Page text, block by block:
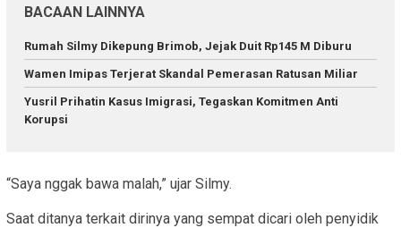
BACAAN LAINNYA
Rumah Silmy Dikepung Brimob, Jejak Duit Rp145 M Diburu
Wamen Imipas Terjerat Skandal Pemerasan Ratusan Miliar
Yusril Prihatin Kasus Imigrasi, Tegaskan Komitmen Anti
Korupsi
“Saya nggak bawa malah,” ujar Silmy.
Saat ditanya terkait dirinya yang sempat dicari oleh penyidik